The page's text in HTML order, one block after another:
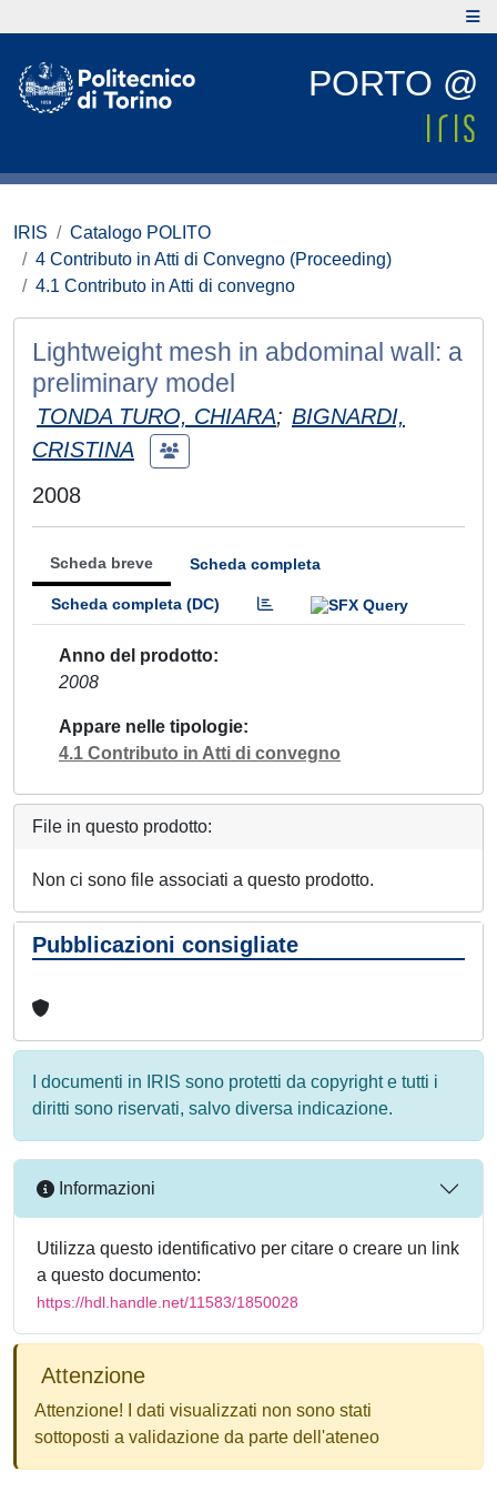
PORTO @
IRIS
Catalogo POLITO
4 Contributo in Atti di Convegno (Proceeding)
4.1 Contributo in Atti di convegno
Lightweight mesh in abdominal wall: a
preliminary model
TONDA TURO, CHIARA; BIGNARDI,
CRISTINA
2008
Scheda breve Scheda completa
Scheda completa (DC)
Anno del prodotto
2008
Appare nelle tipologie
4.1 Contributo in Atti di convegno
File in questo prodotto:
Non ci sono file associati a questo prodotto.
Pubblicazioni consigliate
I documenti in IRIS sono protetti da copyright e tutti i
diritti sono riservati, salvo diversa indicazione.
Informazioni
Utilizza questo identificativo per citare o creare un link
a questo documento:
https://hdl.handle.net/11583/1850028
Attenzione
Attenzione! I dati visualizzati non sono stati
sottoposti a validazione da parte dell'ateneo